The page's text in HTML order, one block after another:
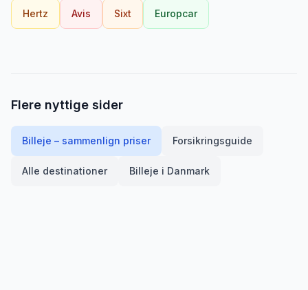
Hertz Avis Sixt Europcar
Flere nyttige sider
Billeje – sammenlign priser Forsikringsguide
Alle destinationer Billeje i Danmark